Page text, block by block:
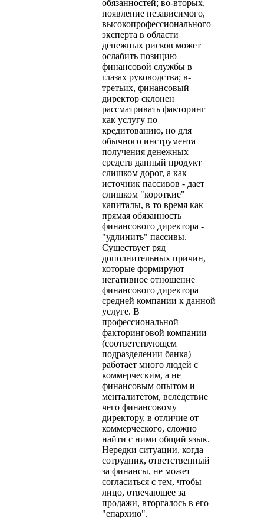
обязанностей; во-вторых,
появление независимого,
высокопрофессионального
эксперта в области
денежных рисков может
ослабить позицию
финансовой службы в
глазах руководства; в-
третьих, финансовый
директор склонен
рассматривать факторинг
как услугу по
кредитованию, но для
обычного инструмента
получения денежных
средств данный продукт
слишком дорог, а как
источник пассивов - дает
слишком "короткие"
капиталы, в то время как
прямая обязанность
финансового директора -
"удлинить" пассивы.
Существует ряд
дополнительных причин,
которые формируют
негативное отношение
финансового директора
средней компании к данной
услуге. В
профессиональной
факторинговой компании
(соответствующем
подразделении банка)
работает много людей с
коммерческим, а не
финансовым опытом и
менталитетом, вследствие
чего финансовому
директору, в отличие от
коммерческого, сложно
найти с ними общий язык.
Нередки ситуации, когда
сотрудник, ответственный
за финансы, не может
согласиться с тем, чтобы
лицо, отвечающее за
продажи, вторгалось в его
"епархию".